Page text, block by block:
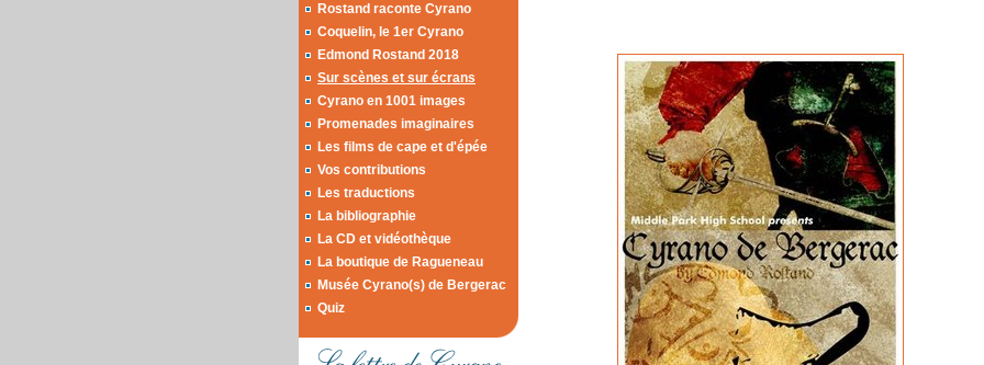
Rostand raconte Cyrano
Coquelin, le 1er Cyrano
Edmond Rostand 2018
Sur scènes et sur écrans
Cyrano en 1001 images
Promenades imaginaires
Les films de cape et d'épée
Vos contributions
Les traductions
La bibliographie
La CD et vidéothèque
La boutique de Ragueneau
Musée Cyrano(s) de Bergerac
Quiz